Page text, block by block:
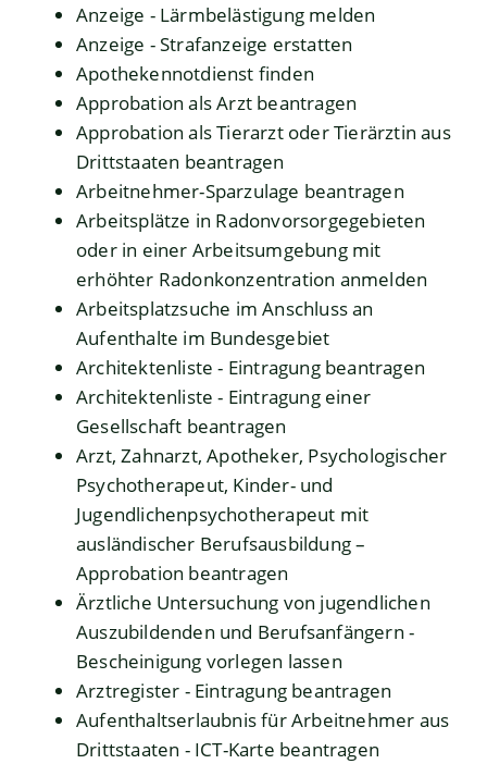
Anzeige - Lärmbelästigung melden
Anzeige - Strafanzeige erstatten
Apothekennotdienst finden
Approbation als Arzt beantragen
Approbation als Tierarzt oder Tierärztin aus
Drittstaaten beantragen
Arbeitnehmer-Sparzulage beantragen
Arbeitsplätze in Radonvorsorgegebieten
oder in einer Arbeitsumgebung mit
erhöhter Radonkonzentration anmelden
Arbeitsplatzsuche im Anschluss an
Aufenthalte im Bundesgebiet
Architektenliste - Eintragung beantragen
Architektenliste - Eintragung einer
Gesellschaft beantragen
Arzt, Zahnarzt, Apotheker, Psychologischer
Psychotherapeut, Kinder- und
Jugendlichenpsychotherapeut mit
ausländischer Berufsausbildung –
Approbation beantragen
Ärztliche Untersuchung von jugendlichen
Auszubildenden und Berufsanfängern -
Bescheinigung vorlegen lassen
Arztregister - Eintragung beantragen
Aufenthaltserlaubnis für Arbeitnehmer aus
Drittstaaten - ICT-Karte beantragen